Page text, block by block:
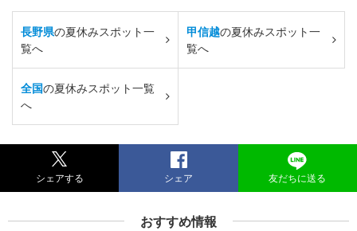
長野県の夏休みスポット一
覧へ
甲信越の夏休みスポット一
覧へ
全国の夏休みスポット一覧
へ
シェアする シェア 友だちに送る
おすすめ情報